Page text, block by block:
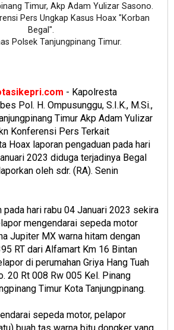
Timur, Akp Adam Yulizar Sasono.
Pers Ungkap Kasus Hoax "Korban
Begal".
Polsek Tanjungpinang Timur.
- Kapolresta
Pol. H. Ompusunggu, S.I.K., M.Si.,
Timur Akp Adam Yulizar
Konferensi Pers Terkait
Hoax laporan pengaduan pada hari
2023 diduga terjadinya Begal
oleh sdr. (RA). Senin
pada hari rabu 04 Januari 2023 sekira
mengendarai sepeda motor
Jupiter MX warna hitam dengan
RT dari Alfamart Km 16 Bintan
di perumahan Griya Hang Tuah
20 Rt 008 Rw 005 Kel. Pinang
Timur Kota Tanjungpinang.
sepeda motor, pelapor